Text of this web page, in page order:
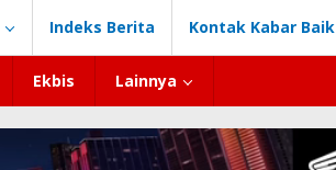
Indeks Berita Kontak Kabar Baik
Ekbis Lainnya